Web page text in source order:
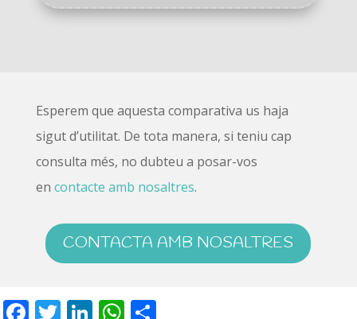
Esperem que aquesta comparativa us haja
sigut d’utilitat. De tota manera, si teniu cap
consulta més, no dubteu a posar-vos
en contacte amb nosaltres.
CONTACTA AMB NOSALTRES
F T Li W